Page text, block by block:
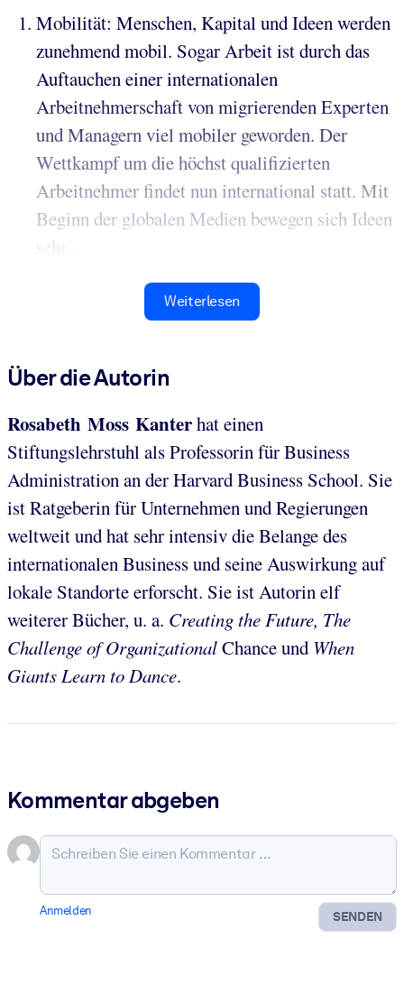
Mobilität: Menschen, Kapital und Ideen werden
zunehmend mobil. Sogar Arbeit ist durch das
Auftauchen einer internationalen
Arbeitnehmerschaft von migrierenden Experten
und Managern viel mobiler geworden. Der
Wettkampf um die höchst qualifizierten
Arbeitnehmer findet nun international statt. Mit
Beginn der globalen Medien bewegen sich Ideen
sehr...
Weiterlesen
Über die Autorin
Rosabeth Moss Kanterhat einen
Stiftungslehrstuhl als Professorin für Business
Administration an der Harvard Business School. Sie
ist Ratgeberin für Unternehmen und Regierungen
weltweit und hat sehr intensiv die Belange des
internationalen Business und seine Auswirkung auf
lokale Standorte erforscht. Sie ist Autorin elf
weiterer Bücher, u. a. Creating the Future, The
Challenge of OrganizationalChance und When
Giants Learn to Dance.
Kommentar abgeben
SENDEN
Anmelden